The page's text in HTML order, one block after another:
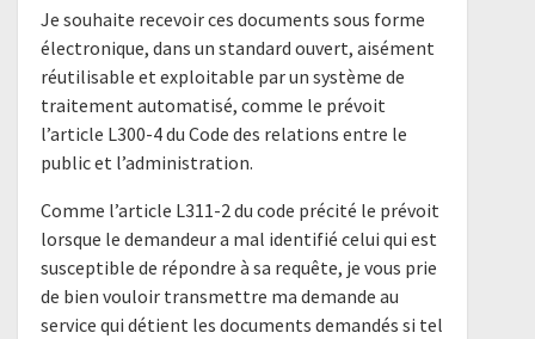
Je souhaite recevoir ces documents sous forme
électronique, dans un standard ouvert, aisément
réutilisable et exploitable par un système de
traitement automatisé, comme le prévoit
l’article L300-4 du Code des relations entre le
public et l’administration.
Comme l’article L311-2 du code précité le prévoit
lorsque le demandeur a mal identifié celui qui est
susceptible de répondre à sa requête, je vous prie
de bien vouloir transmettre ma demande au
service qui détient les documents demandés si tel